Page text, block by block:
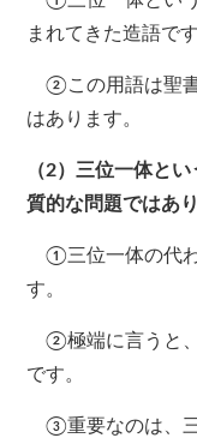
まれてきた造語です
②この用語は聖書
はあります。
（2）三位一体と
質的な問題ではあ
①三位一体の代わ
す。
②極端に言うと、
です。
③重要なのは、三